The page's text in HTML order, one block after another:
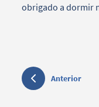
obrigado a dormir
Anterior